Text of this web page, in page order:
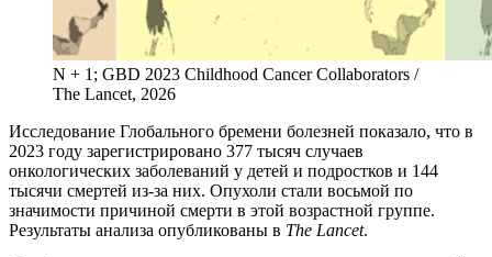
N + 1; GBD 2023 Childhood Cancer Collaborators /
The Lancet, 2026
Исследование Глобального бремени болезней показало, что в
2023 году зарегистрировано 377 тысяч случаев
онкологических заболеваний у детей и подростков и 144
тысячи смертей из-за них. Опухоли стали восьмой по
значимости причиной смерти в этой возрастной группе.
Результаты анализа опубликованы в The Lancet.